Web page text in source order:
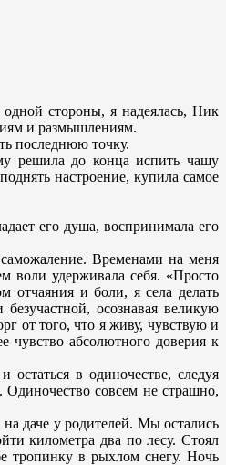
стороны, я надеялась, Ник
и размышлениям.
последнюю точку.
решила до конца испить чашу
настроение, купила самое
его душа, воспринимала его
саможаление. Временами на меня
воли удерживала себя. «Просто
отчаяния и боли, я села делать
осознавая великую
от того, что я живу, чувствую и
чувство абсолютного доверия к
в одиночестве, следуя
совсем не страшно,
даче у родителей. Мы остались
километра два по лесу. Стоял
тропинку в рыхлом снегу. Ночь